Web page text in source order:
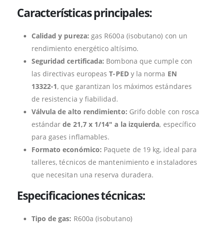
Características principales:
Calidad y pureza: gas R600a (isobutano) con un
rendimiento energético altísimo.
Seguridad certificada: Bombona que cumple con
las directivas europeasT-PEDy la norma EN
13322-1, que garantizan los máximos estándares
de resistencia y fiabilidad.
Válvula de alto rendimiento: Grifo doble con rosca
estándarde 21,7 x 1/14″ a la izquierda, específico
para gases inflamables.
Formato económico: Paquete de 19 kg, ideal para
talleres, técnicos de mantenimiento e instaladores
que necesitan una reserva duradera.
Especificaciones técnicas:
Tipo de gas: R600a (isobutano)